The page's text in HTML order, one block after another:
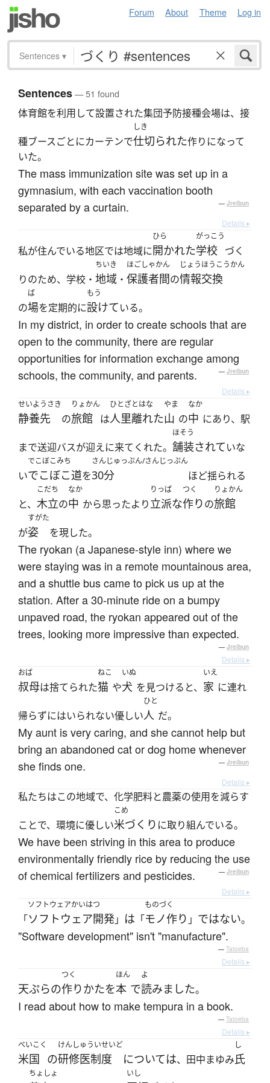
Forum About Theme Log in
Sentences ▾
Sentences— 51 found
体育館を利用して設置された集団予防接種会場は、接
種ブースごとにカーテンで
しき
仕切られた作りになって
いた。
The mass immunization site was set up in a
gymnasium, with each vaccination booth
separated by a curtain.
— Jreibun
Details ▸
私が住んでいる地区では地域に
ひら
開かれた
がっこう
学校 づく
りのため、学校・
ちいき
地域 ・
ほごしゃかん
保護者間の
じょうほうこうかん
情報交換
の
ば
場を定期的に
もう
設けている。
In my district, in order to create schools that are
open to the community, there are regular
opportunities for information exchange among
schools, the community, and parents.
— Jreibun
Details ▸
せいようさき
静養先 の
りょかん
旅館 は
ひとざとはな
人里離れた
やま
山 の
なか
中 にあり、駅
まで送迎バスが迎えに来てくれた。
ほそう
舗装されていな
い
でこぼこみち
でこぼこ道を
さんじゅっぷん/さんじっぷん
30分 ほど揺られる
と、
こだち
木立の
なか
中 から思ったより
りっぱ
立派な
つく
作りの
りょかん
旅館
が
すがた
姿 を現した。
The ryokan (a Japanese-style inn) where we
were staying was in a remote mountainous area,
and a shuttle bus came to pick us up at the
station. After a 30-minute ride on a bumpy
unpaved road, the ryokan appeared out of the
trees, looking more impressive than expected.
— Jreibun
Details ▸
おば
叔母は捨てられた
ねこ
猫 や
いぬ
犬 を見つけると、
いえ
家 に連れ
帰らずにはいられない優しい
ひと
人 だ。
My aunt is very caring, and she cannot help but
bring an abandoned cat or dog home whenever
she finds one.
— Jreibun
Details ▸
私たちはこの地域で、化学肥料と農薬の使用を減らす
ことで、環境に優しい
こめ
米づくり に取り組んでいる。
We have been striving in this area to produce
environmentally friendly rice by reducing the use
of chemical fertilizers and pesticides.
— Jreibun
Details ▸
「
ソフトウェアかいはつ
ソフトウェア開発」 は 「
ものづく
モノ作り 」 ではない。
"Software development" isn't "manufacture".
— Tatoeba
Details ▸
天ぷらの
つく
作りかたを
ほん
本 で
よ
読みました。
I read about how to make tempura in a book.
— Tatoeba
Details ▸
べいこく
米国 の
けんしゅういせいど
研修医制度 については、田中まゆみ
し
氏
ちょしょ いし